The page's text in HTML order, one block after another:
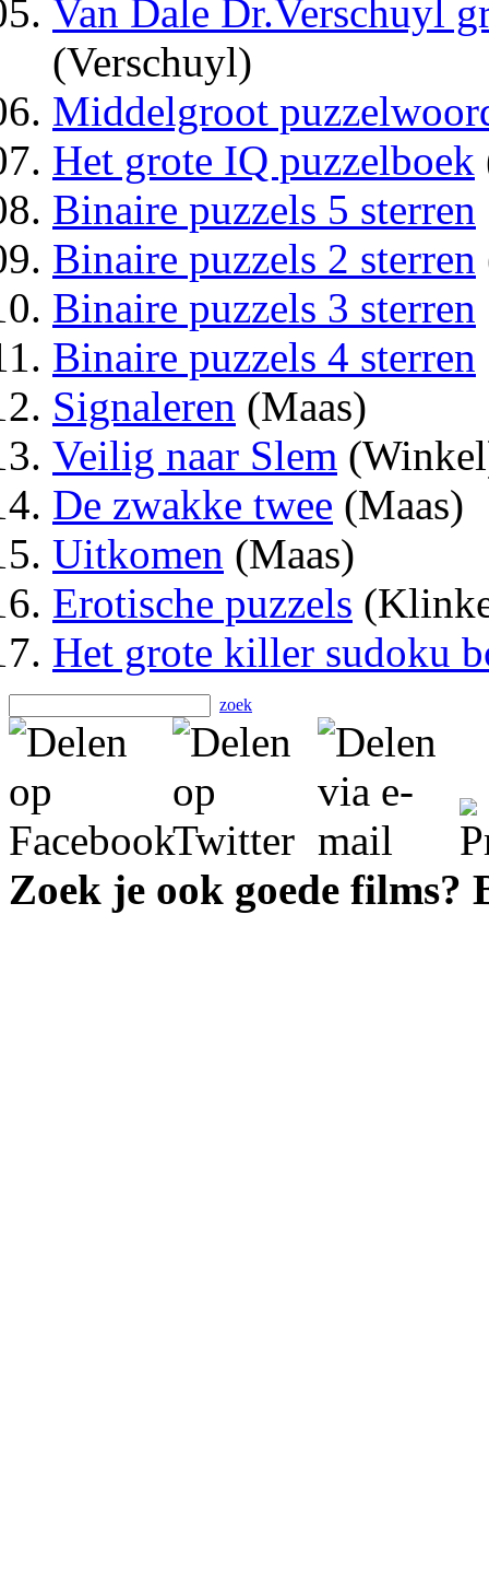
Van Dale Dr.Verschuyl
(Verschuyl)
Middelgroot
Het grote IQ puzzelboek
Binaire puzzels 5 sterren
Binaire puzzels 2 sterren
Binaire puzzels 3 sterren
Binaire puzzels 4 sterren
Signaleren (Maas)
Veilig naar Slem
De zwakke twee (Maas)
Uitkomen (Maas)
Erotische puzzels
Het grote killer sudoku
zoek
Zoek je ook goede films?